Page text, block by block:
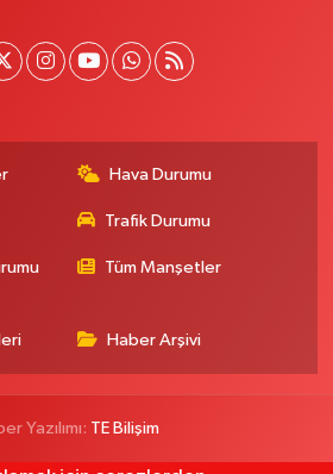
Hava Durumu
Trafik Durumu
Tüm Manşetler
Haber Arşivi
Yazılımı: TE Bilişim